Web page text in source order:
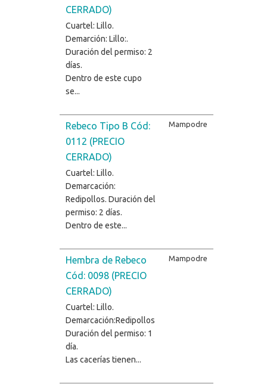
CERRADO)
Cuartel: Lillo.
Demarción: Lillo:.
Duración del permiso: 2
días.
Dentro de este cupo
se...
Rebeco Tipo B Cód:
0112 (PRECIO
CERRADO)
Cuartel: Lillo.
Demarcación:
Redipollos. Duración del
permiso: 2 días.
Dentro de este...
Mampodre
Hembra de Rebeco
Cód: 0098 (PRECIO
CERRADO)
Cuartel: Lillo.
Demarcación:Redipollos
Duración del permiso: 1
día.
Las cacerías tienen...
Mampodre